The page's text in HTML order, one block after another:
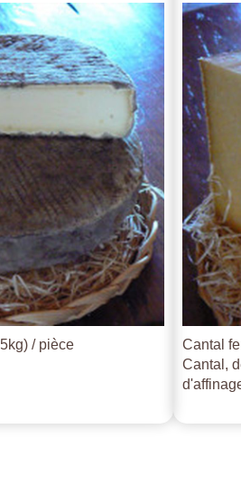
/ pièce
Cantal
Cantal,